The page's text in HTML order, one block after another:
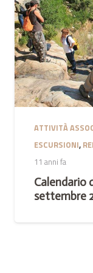
ATTIVITÀ
ESCURSIONI,
11 anni fa
Calendario
settembre